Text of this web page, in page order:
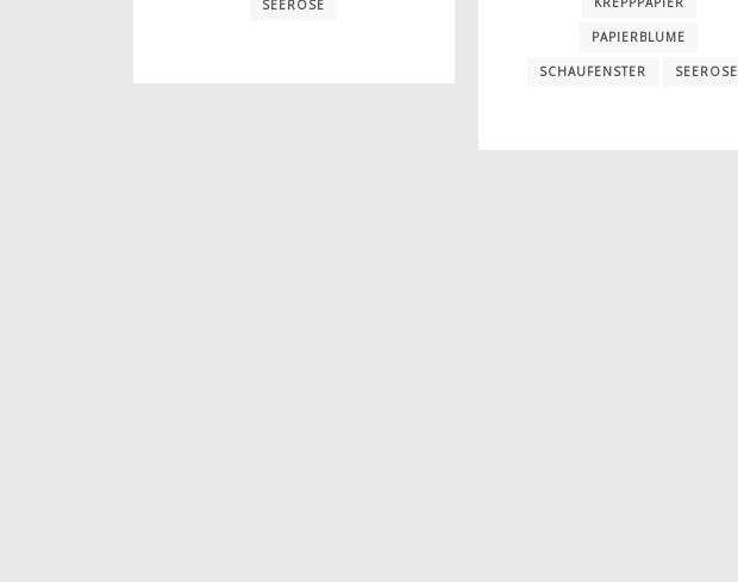
SEEROSE
PAPIERBLUME
SCHAUFENSTER SEEROSE